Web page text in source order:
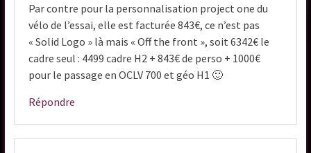
Par contre pour la personnalisation project one du
vélo de l’essai, elle est facturée 843€, ce n’est pas
« Solid Logo » là mais « Off the front », soit 6342€ le
cadre seul : 4499 cadre H2 + 843€ de perso + 1000€
pour le passage en OCLV 700 et géo H1 🙂
Répondre